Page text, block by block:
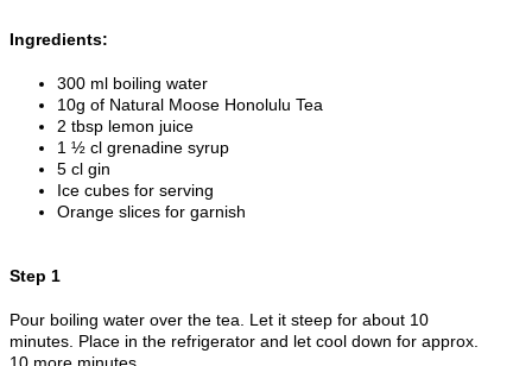
Ingredients:
300 ml boiling water
10g of Natural Moose Honolulu Tea
2 tbsp lemon juice
1 ½ cl grenadine syrup
5 cl gin
Ice cubes for serving
Orange slices for garnish
Step 1
Pour boiling water over the tea. Let it steep for about 10
minutes. Place in the refrigerator and let cool down for approx.